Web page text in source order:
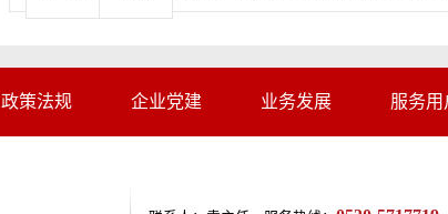
政策法规 企业党建 业务发展 服务用